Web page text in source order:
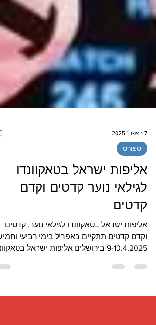
7 באפר׳ 2025
ספורט
אליפות ישראל בטאקוונדו
לגילאי נוער קדטים וקדם
קדטים
אליפות ישראל בטאקוונדו לגילאי נוער, קדטים
9-10.4.2025 בירושלים אליפות ישראל
2025 כפי...